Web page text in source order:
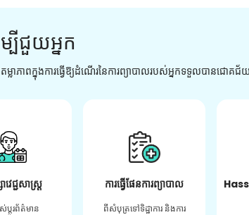
បី​ជួយ​អ្នក
ភាពក្នុងការធ្វើឱ្យដំណើរនៃការព្យាបាលរបស់អ្នកទទួលបា
វេជ្ជសាស្ត្រ
ស់ប្តូរព័ត៌មាន
ការធ្វើផែនការព្យាបាល
ពីសំបុត្រទៅទិដ្ឋាការ និងការ